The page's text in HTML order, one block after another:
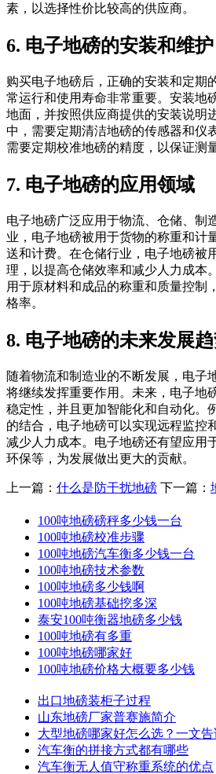
素，以选择性价比较高的供应商。
6. 电子地磅的安装和维护
购买电子地磅后，正确的安装和定期
常运行和使用寿命非常重要。安装地
地面，并按照供应商提供的安装说明
中，需要定期清洁地磅的传感器和仪
需要定期校准地磅的精度，以保证测
7. 电子地磅的应用领域
电子地磅广泛应用于物流、仓储、制
业，电子地磅被用于货物的称重和计
送和计费。在仓储行业，电子地磅被
理，以提高仓储效率和减少人力成本
用于原材料和成品的称重和质量控制
格率。
8. 电子地磅的未来发展
随着物流和制造业的不断发展，电子
将继续发挥重要作用。未来，电子地
稳定性，并且更加智能化和自动化。
的结合，电子地磅可以实现远程监控
减少人力成本。电子地磅还有望应用
环保等，为发展做出更大的贡献。
上一篇： 什么是防干扰地磅 下一篇：
100吨地磅磅秤多少钱一台
100吨地磅校准步骤
100吨地磅汽车衡多少钱一台
100吨地磅技术参数
100吨地磅多少钱啊
100吨地磅基础挖多深
泰安100吨衡器地磅多少钱
100吨地磅有多重
100吨地磅哪家好
100吨地磅价格大概要多少钱
出口地磅装柜子过程
山东地磅厂家普赛施简介
大型地磅哪家好怎么选？一文
汽车衡的拼接方式都有哪些
汽车衡无人值守称重系统的优点